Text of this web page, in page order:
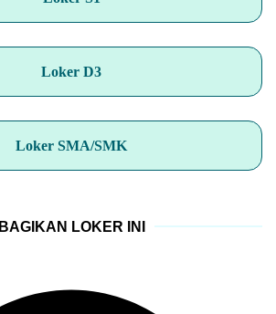
Loker D3
Loker SMA/SMK
BAGIKAN LOKER INI